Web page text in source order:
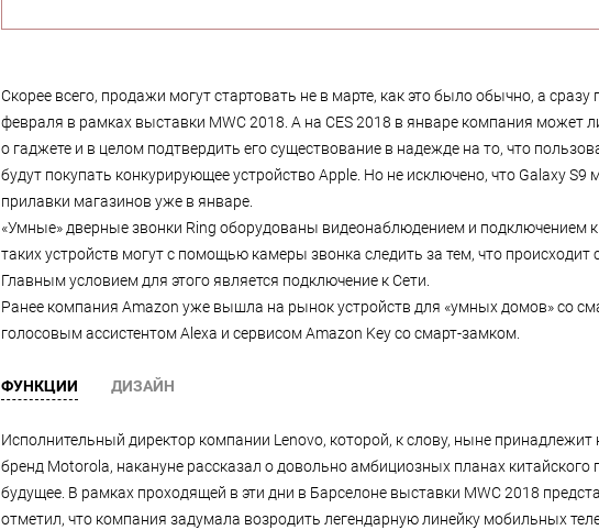
Скорее всего, продажи могут стартовать не в марте, как это было обычно, а сразу
февраля в рамках выставки MWC 2018. А на CES 2018 в январе компания может
о гаджете и в целом подтвердить его существование в надежде на то, что
будут покупать конкурирующее устройство Apple. Но не исключено, что Galaxy S9
прилавки магазинов уже в январе.
«Умные» дверные звонки Ring оборудованы видеонаблюдением и подключением к
таких устройств могут с помощью камеры звонка следить за тем, что происходит
Главным условием для этого является подключение к Сети.
Ранее компания Amazon уже вышла на рынок устройств для «умных домов» со
голосовым ассистентом Alexa и сервисом Amazon Key со смарт-замком.
ФУНКЦИИ ДИЗАЙН
Исполнительный директор компании Lenovo, которой, к слову, ныне
бренд Motorola, накануне рассказал о довольно амбициозных планах китайского
будущее. В рамках проходящей в эти дни в Барселоне выставки MWC 2018
отметил, что компания задумала возродить легендарную линейку мобильных